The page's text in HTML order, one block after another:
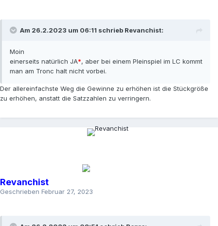
Am 26.2.2023 um 06:11 schrieb Revanchist:
Moin
einerseits natürlich JA*, aber bei einem Pleinspiel im LC kommt
man am Tronc halt nicht vorbei.
Der allereinfachste Weg die Gewinne zu erhöhen ist die Stückgröße
zu erhöhen, anstatt die Satzzahlen zu verringern.
Revanchist
Geschrieben Februar 27, 2023